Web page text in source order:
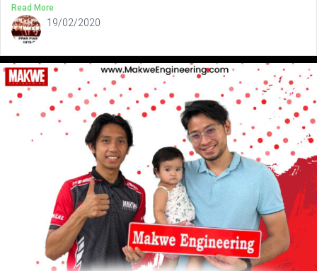
Read More
19/02/2020